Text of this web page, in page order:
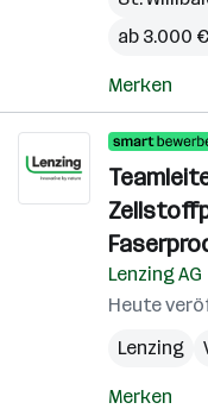
ab 3.000
Merken
Lenzing AG
Heute
Lenzing
Merken